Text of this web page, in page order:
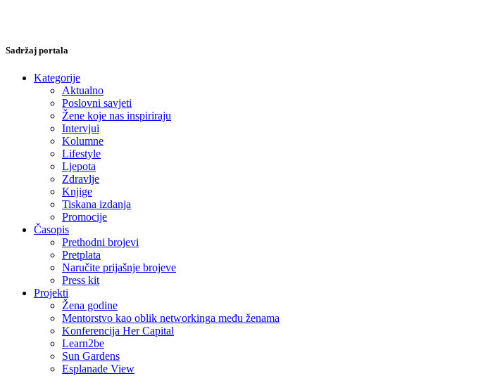
Sadržaj portala
Kategorije
Aktualno
Poslovni savjeti
Žene koje nas inspiriraju
Intervjui
Kolumne
Lifestyle
Ljepota
Zdravlje
Knjige
Tiskana izdanja
Promocije
Časopis
Prethodni brojevi
Pretplata
Naručite prijašnje brojeve
Press kit
Projekti
Žena godine
Mentorstvo kao oblik networkinga među ženama
Konferencija Her Capital
Learn2be
Sun Gardens
Esplanade View